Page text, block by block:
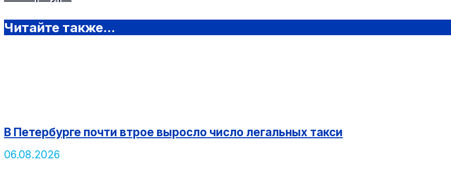
Читайте также...
В Петербурге почти втрое выросло число легальных такси
06.08.2026